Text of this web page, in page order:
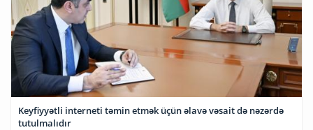
Keyfiyyətli interneti təmin etmək üçün əlavə vəsait də nəzərdə
tutulmalıdır